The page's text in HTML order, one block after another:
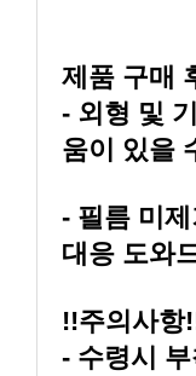
제품 구매
움이 있을
대응 도와
!!주의사항